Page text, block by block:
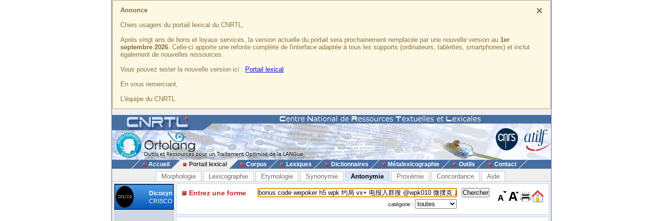
×
Annonce
Chers usagers du portail lexical du CNRTL,
Après vingt ans de bons et loyaux services, la version actuelle du portail sera prochainement remplacée par une nouvelle version au 1er
septembre 2026. Celle-ci apporte une refonte complète de l'interface adaptée à tous les supports (ordinateurs, tablettes, smartphones) et inclut
également de nouvelles ressources.
Vous pouvez tester la nouvelle version ici : Portail lexical
En vous remerciant,
L'équipe du CNRTL
Accueil Portail lexical Corpus Lexiques Dictionnaires Métalexicographie Outils Contact
Morphologie Lexicographie Etymologie Synonymie Antonymie Proxémie Concordance Aide
Dicosyn
CRISCO
Entrez une forme
catégorie :